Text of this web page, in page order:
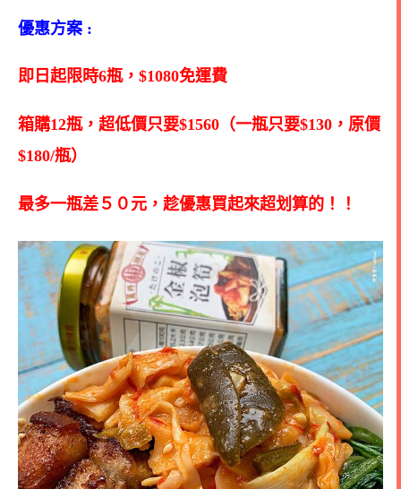
優惠方案 :
即日起限時6瓶，$1080免運費
箱購12瓶，超低價只要$1560（一瓶只要$130，原價
$180/瓶）
最多一瓶差５０元，趁優惠買起來超划算的！！